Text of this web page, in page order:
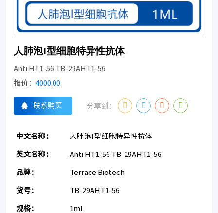
人肺泡I型细胞特异性抗体
Anti HT1-56 TB-29AHT1-56
报价： 4000.00
联系购买 分享到：
中文名称： 人肺泡I型细胞特异性抗体
英文名称： Anti HT1-56 TB-29AHT1-56
品牌： Terrace Biotech
货号： TB-29AHT1-56
规格： 1ml